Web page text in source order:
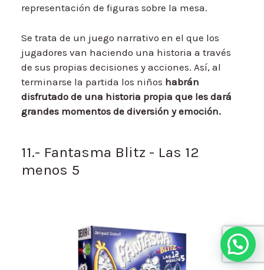
representación de figuras sobre la mesa.
Se trata de un juego narrativo en el que los
jugadores van haciendo una historia a través
de sus propias decisiones y acciones. Así, al
terminarse la partida los niños habrán
disfrutado de una historia propia que les dará
grandes momentos de diversión y emoción.
11.- Fantasma Blitz - Las 12
menos 5
Hola, ¿en qué te puedo ayudar?